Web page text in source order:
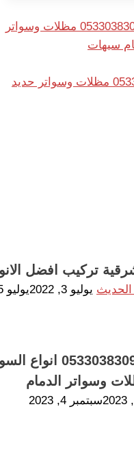
مقاول مظلات مدارس الخبر جوال:0533038309 مظلات وسواتر
سيهات
سواتر خشبية بالدمام جوال:0533038309 مظلات وسواتر حديد
تركيب افضل
يوليو 3, 2022 يوليو 5, 2022
سواتر جدران
وسواتر الدمام
سبتمبر 4, 2023